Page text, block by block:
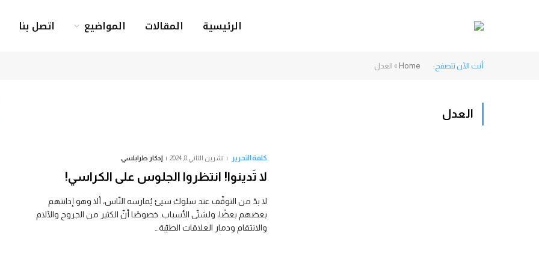
الرئيسية المقالات المواضيع اتصل بنا
أنت الآن تتصفح: Home
» العدل
العدل
كلمة التحرير تشرين الثاني 8, 2024 إدكار طرابلسي
لا تَدينوا! انتظروا الجلوس على الكراسي!
لا بدّ من التوقّف عند سلوك سيئ يُمارسه النّاس، ألا وهو إدانتهم
بعضهم بعضًا، ولشتّى الأسباب. خصوصًا أنّ الكثير من الجروح والآلام
والانتقام ودمار العلاقات الطيّبة…